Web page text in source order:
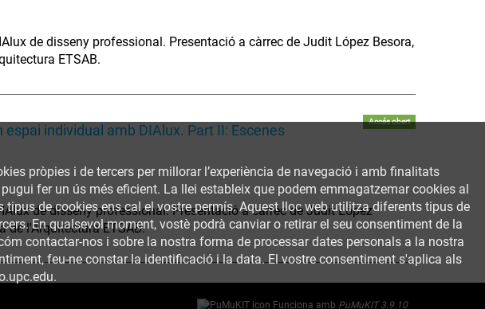
de disseny professional. Presentació a càrrec de Judit López Besora,
ETSAB.
individual amb DIAlux. Part II: Escenes
Accés obert
de disseny professional. Presentació a càrrec de Judit López
de l'Arquitectura ETSAB.
pròpies i de tercers per millorar l’experiència de navegació i amb finalitats
fer un ús més eficient. La llei estableix que podem emmagatzemar cookies al
de cookies ens cal el vostre permís. Aquest lloc web utilitza diferents tipus de
En qualsevol moment, vostè podrà canviar o retirar el seu consentiment de la
contactar-nos i sobre la nostra forma de processar dates personals a la nostra
feu-ne constar la identificació i la data. El vostre consentiment s'aplica als
Funciona amb PuMuKIT 3.9.10